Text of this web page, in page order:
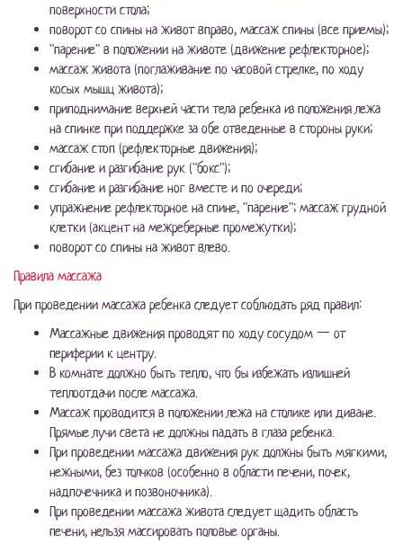
поверхности стола;
поворот со спины на живот вправо, массаж спины (все приемы);
"парение" в положении на животе (движение рефлекторное);
массаж живота (поглаживание по часовой стрелке, по ходу
косых мышц живота);
приподнимание верхней части тела ребенка из положения лежа
на спинке при поддержке за обе отведенные в стороны руки;
массаж стоп (рефлекторные движения);
сгибание и разгибание рук ("бокс");
сгибание и разгибание ног вместе и по очереди;
упражнение рефлекторное на спине, "парение"; массаж грудной
клетки (акцент на межреберные промежутки);
поворот со спины на живот влево.
Правила массажа
При проведении массажа ребенка следует соблюдать ряд правил:
Массажные движения проводят по ходу сосудом — от
периферии к центру.
В комнате должно быть тепло, что бы избежать излишней
теплоотдачи после массажа.
Массаж проводится в положении лежа на столике или диване.
Прямые лучи света не должны падать в глаза ребенка.
При проведении массажа движения рук должны быть мягкими,
нежными, без толчков (особенно в области печени, почек,
надпочечника и позвоночника).
При проведении массажа живота следует щадить область
печени, нельзя массировать половые органы.